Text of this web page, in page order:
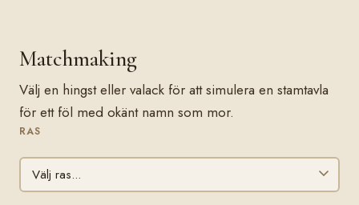
Matchmaking
Välj en hingst eller valack för att simulera en stamtavla
för ett föl med okänt namn som mor.
RAS